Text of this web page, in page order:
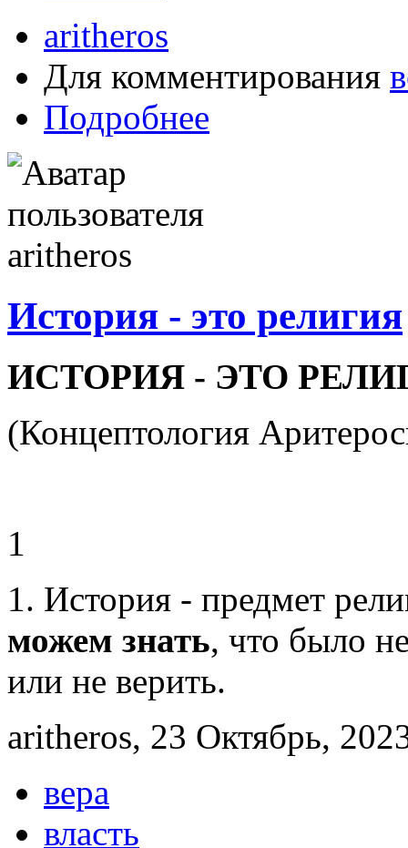
aritheros
Для комментирования
Подробнее
История - это религия
ИСТОРИЯ - ЭТО
(Концептология
1
1. История - предмет
можем знать, что было
или не верить.
aritheros, 23 Октябрь,
вера
власть